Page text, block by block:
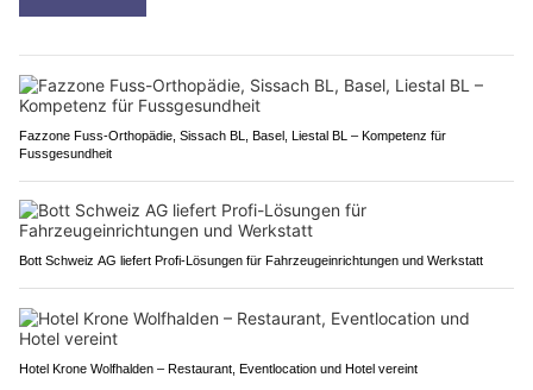
Fazzone Fuss-Orthopädie, Sissach BL, Basel, Liestal BL – Kompetenz für
Fussgesundheit
Bott Schweiz AG liefert Profi-Lösungen für Fahrzeugeinrichtungen und Werkstatt
Hotel Krone Wolfhalden – Restaurant, Eventlocation und Hotel vereint